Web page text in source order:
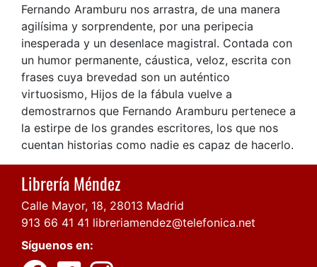
Fernando Aramburu nos arrastra, de una manera
agilísima y sorprendente, por una peripecia
inesperada y un desenlace magistral. Contada con
un humor permanente, cáustica, veloz, escrita con
frases cuya brevedad son un auténtico
virtuosismo, Hijos de la fábula vuelve a
demostrarnos que Fernando Aramburu pertenece a
la estirpe de los grandes escritores, los que nos
cuentan historias como nadie es capaz de hacerlo.
Librería Méndez
Calle Mayor, 18, 28013 Madrid
913 66 41 41 libreriamendez@telefonica.net
Síguenos en: